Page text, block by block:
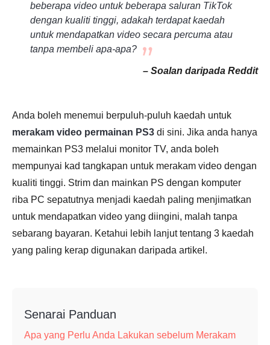
beberapa video untuk beberapa saluran TikTok
dengan kualiti tinggi, adakah terdapat kaedah
untuk mendapatkan video secara percuma atau
tanpa membeli apa-apa?
– Soalan daripada Reddit
Anda boleh menemui berpuluh-puluh kaedah untuk
merakam video permainan PS3 di sini. Jika anda hanya
memainkan PS3 melalui monitor TV, anda boleh
mempunyai kad tangkapan untuk merakam video dengan
kualiti tinggi. Strim dan mainkan PS dengan komputer
riba PC sepatutnya menjadi kaedah paling menjimatkan
untuk mendapatkan video yang diingini, malah tanpa
sebarang bayaran. Ketahui lebih lanjut tentang 3 kaedah
yang paling kerap digunakan daripada artikel.
Senarai Panduan
Apa yang Perlu Anda Lakukan sebelum Merakam